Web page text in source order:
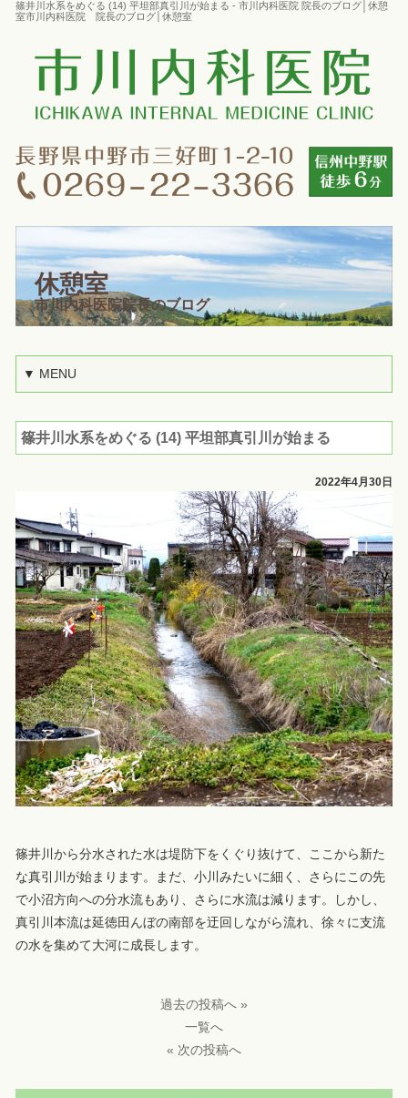
篠井川水系をめぐる (14) 平坦部真引川が始まる - 市川内科医院 院長のブログ│休憩
室市川内科医院 院長のブログ│休憩室
休憩室
市川内科医院院長のブログ
▼ MENU
篠井川水系をめぐる (14) 平坦部真引川が始まる
2022年4月30日
篠井川から分水された水は堤防下をくぐり抜けて、ここから新た
な真引川が始まります。まだ、小川みたいに細く、さらにこの先
で小沼方向への分水流もあり、さらに水流は減ります。しかし、
真引川本流は延徳田んぼの南部を迂回しながら流れ、徐々に支流
の水を集めて大河に成長します。
過去の投稿へ »
一覧へ
« 次の投稿へ